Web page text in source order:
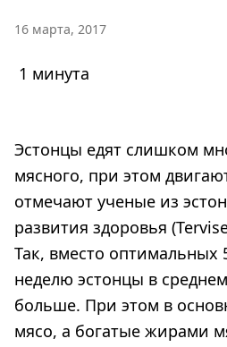
16 марта, 2017
1 минута
Эстонцы едят слишком
мясного, при этом
отмечают ученые из
развития здоровья
Так, вместо оптимальных
неделю эстонцы в
больше. При этом в
мясо, а богатые жирами